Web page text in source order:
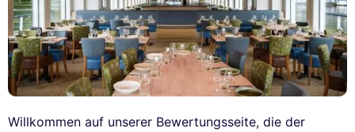
Willkommen auf unserer Bewertungsseite, die der